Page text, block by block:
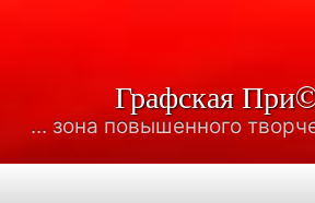
Графская
... зона повышенного